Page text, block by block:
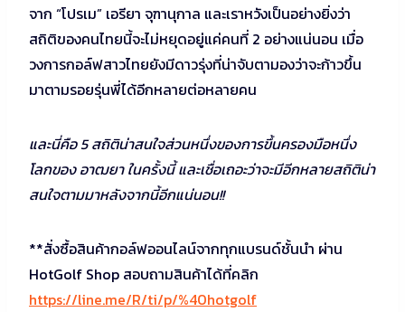
จาก “โปรเม” เอรียา จุฑานุกาล และเราหวังเป็นอย่างยิ่งว่า
สถิติของคนไทยนี้จะไม่หยุดอยู่แค่คนที่ 2 อย่างแน่นอน เมื่อ
วงการกอล์ฟสาวไทยยังมีดาวรุ่งที่น่าจับตามองว่าจะก้าวขึ้น
มาตามรอยรุ่นพี่ได้อีกหลายต่อหลายคน
และนี่คือ 5 สถิติน่าสนใจส่วนหนึ่งของการขึ้นครองมือหนึ่ง
โลกของ อาฒยา ในครั้งนี้ และเชื่อเถอะว่าจะมีอีกหลายสถิติน่า
สนใจตามมาหลังจากนี้อีกแน่นอน!!
**สั่งซื้อสินค้ากอล์ฟออนไลน์จากทุกแบรนด์ชั้นนำ ผ่าน
HotGolf Shop สอบถามสินค้าได้ที่คลิก
https://line.me/R/ti/p/%40hotgolf